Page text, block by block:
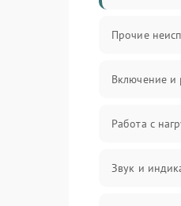
Прочие
Включение и
Работа с
Звук и